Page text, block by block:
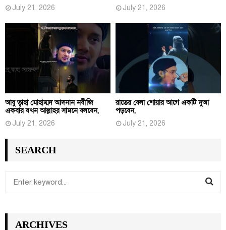
July 21, 2026 July 21, 2026
আবু ত্বাহা মোহাম্মদ আদনান নবীজি
একবার যখন আল্লাহর সামনে বলবেন,
July 21, 2026
রাতের বেলা শোয়ার আগে একটি দুআ
পড়বেন,
July 21, 2026
SEARCH
r
ARCHIVES